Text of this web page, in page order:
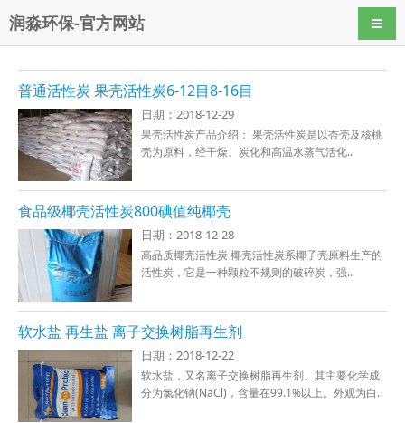
润淼环保-官方网站 导航
普通活性炭 果壳活性炭6-12目8-16目
日期：2018-12-29
果壳活性炭产品介绍： 果壳活性炭是以杏壳及核桃
壳为原料，经干燥、炭化和高温水蒸气活化..
食品级椰壳活性炭800碘值纯椰壳
日期：2018-12-28
高品质椰壳活性炭 椰壳活性炭系椰子壳原料生产的
活性炭，它是一种颗粒不规则的破碎炭，强..
软水盐 再生盐 离子交换树脂再生剂
日期：2018-12-22
软水盐，又名离子交换树脂再生剂。其主要化学成
分为氯化钠(NaCl)，含量在99.1%以上。外观为白..